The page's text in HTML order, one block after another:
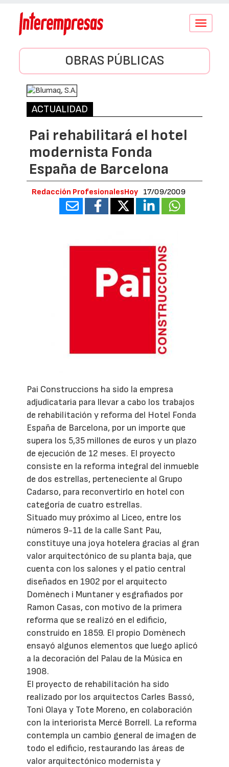
Conmutar
OBRAS PÚBLICAS
ACTUALIDAD
Pai rehabilitará el hotel
modernista Fonda
España de Barcelona
Redacción ProfesionalesHoy 17/09/2009
Pai Construccions ha sido la empresa
adjudicataria para llevar a cabo los trabajos
de rehabilitación y reforma del Hotel Fonda
España de Barcelona, por un importe que
supera los 5,35 millones de euros y un plazo
de ejecución de 12 meses. El proyecto
consiste en la reforma integral del inmueble
de dos estrellas, perteneciente al Grupo
Cadarso, para reconvertirlo en hotel con
categoría de cuatro estrellas.
Situado muy próximo al Liceo, entre los
números 9-11 de la calle Sant Pau,
constituye una joya hotelera gracias al gran
valor arquitectónico de su planta baja, que
cuenta con los salones y el patio central
diseñados en 1902 por el arquitecto
Domènech i Muntaner y esgrafiados por
Ramon Casas, con motivo de la primera
reforma que se realizó en el edificio,
construido en 1859. El propio Domènech
ensayó algunos elementos que luego aplicó
a la decoración del Palau de la Música en
1908.
El proyecto de rehabilitación ha sido
realizado por los arquitectos Carles Bassó,
Toni Olaya y Tote Moreno, en colaboración
con la interiorista Mercé Borrell. La reforma
contempla un cambio general de imagen de
todo el edificio, restaurando las áreas de
valor arquitectónico modernista y